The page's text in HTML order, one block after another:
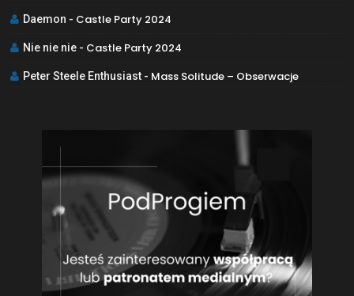
Daemon - Castle Party 2024
Nie nie nie - Castle Party 2024
Peter Steele Enthusiast - Mass Solitude – Obserwacje